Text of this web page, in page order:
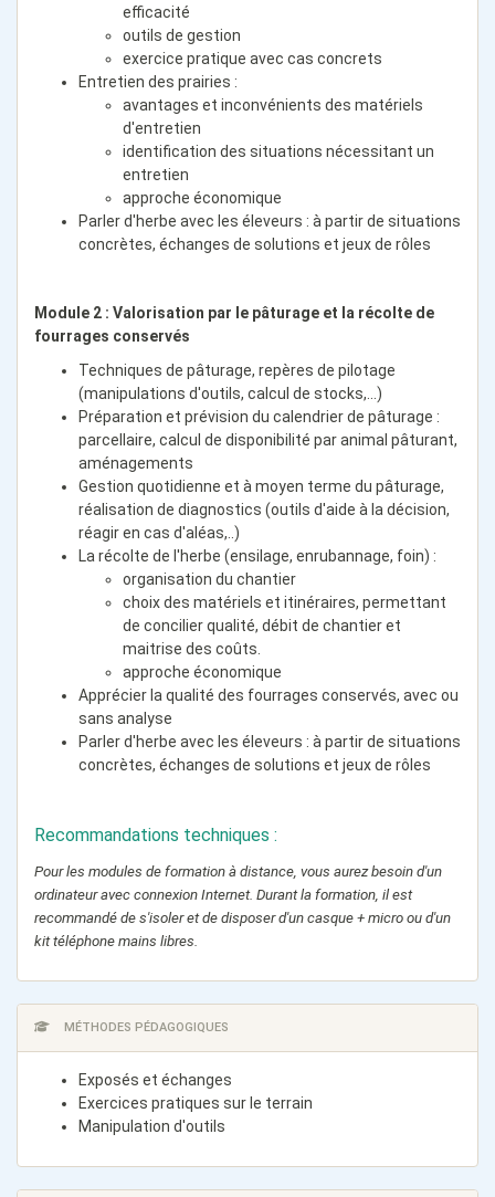
efficacité
outils de gestion
exercice pratique avec cas concrets
Entretien des prairies :
avantages et inconvénients des matériels
d'entretien
identification des situations nécessitant un
entretien
approche économique
Parler d'herbe avec les éleveurs : à partir de situations
concrètes, échanges de solutions et jeux de rôles
Module 2 : Valorisation par le pâturage et la récolte de
fourrages conservés
Techniques de pâturage, repères de pilotage
(manipulations d'outils, calcul de stocks,...)
Préparation et prévision du calendrier de pâturage :
parcellaire, calcul de disponibilité par animal pâturant,
aménagements
Gestion quotidienne et à moyen terme du pâturage,
réalisation de diagnostics (outils d'aide à la décision,
réagir en cas d'aléas,..)
La récolte de l'herbe (ensilage, enrubannage, foin) :
organisation du chantier
choix des matériels et itinéraires, permettant
de concilier qualité, débit de chantier et
maitrise des coûts.
approche économique
Apprécier la qualité des fourrages conservés, avec ou
sans analyse
Parler d'herbe avec les éleveurs : à partir de situations
concrètes, échanges de solutions et jeux de rôles
Recommandations techniques :
Pour les modules de formation à distance, vous aurez besoin d'un
ordinateur avec connexion Internet. Durant la formation, il est
recommandé de s'isoler et de disposer d'un casque + micro ou d'un
kit téléphone mains libres.
MÉTHODES PÉDAGOGIQUES
Exposés et échanges
Exercices pratiques sur le terrain
Manipulation d'outils